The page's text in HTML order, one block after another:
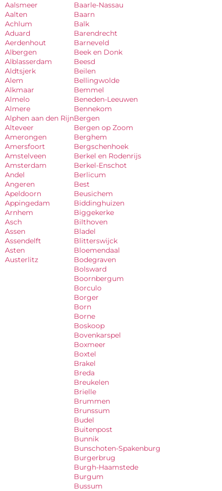
Aalsmeer
Aalten
Achlum
Aduard
Aerdenhout
Albergen
Alblasserdam
Aldtsjerk
Alem
Alkmaar
Almelo
Almere
Alphen aan den Rijn
Alteveer
Amerongen
Amersfoort
Amstelveen
Amsterdam
Andel
Angeren
Apeldoorn
Appingedam
Arnhem
Asch
Assen
Assendelft
Asten
Austerlitz
Baarle-Nassau
Baarn
Balk
Barendrecht
Barneveld
Beek en Donk
Beesd
Beilen
Bellingwolde
Bemmel
Beneden-Leeuwen
Bennekom
Bergen
Bergen op Zoom
Berghem
Bergschenhoek
Berkel en Rodenrijs
Berkel-Enschot
Berlicum
Best
Beusichem
Biddinghuizen
Biggekerke
Bilthoven
Bladel
Blitterswijck
Bloemendaal
Bodegraven
Bolsward
Boornbergum
Borculo
Borger
Born
Borne
Boskoop
Bovenkarspel
Boxmeer
Boxtel
Brakel
Breda
Breukelen
Brielle
Brummen
Brunssum
Budel
Buitenpost
Bunnik
Bunschoten-Spakenburg
Burgerbrug
Burgh-Haamstede
Burgum
Bussum